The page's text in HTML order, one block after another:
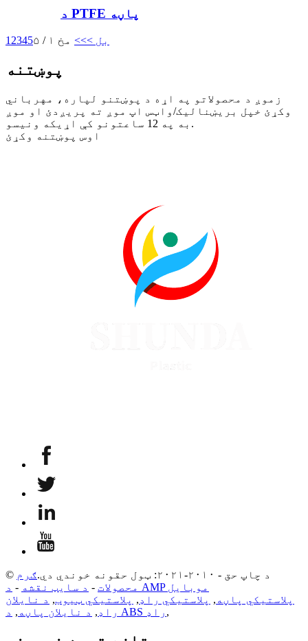
د PTFE پاڼه
1 2345 بل >>> مخ ۱ / ۵
پوښتنه
زموږ د محصولاتو په اړه د پوښتنو لپاره، مهرباني
وکړئ خپل بریښنالیک/واټس اپ موږ ته پریږدئ او موږ
به په 12 ساعتونو کې اړیکه ونیسو.
اوس پوښتنه وکړئ
© د چاپ حق - ۲۰۱۰-۲۰۲۱: ټول حقونه خوندي دي.
ګرم
محصولات - د سایټ نقشه -
د AMP موبایل
پلاستيکي پاڼه , پلاستيکي راډ , پلاستيکي ټیوب, د نایلان
راډ , د نایلان پاڼه , د ABS راډ ,